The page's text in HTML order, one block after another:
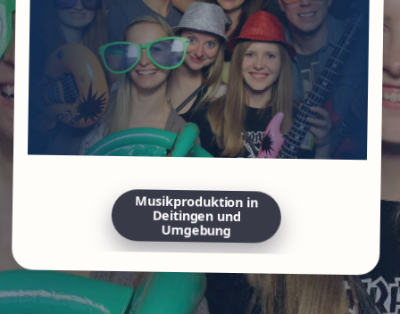
Musikproduktion in
Deitingen und
Umgebung